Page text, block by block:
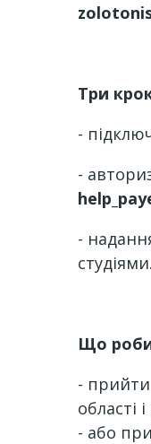
Три
-
-
-
студіями.
Що
- прийти
області
- або